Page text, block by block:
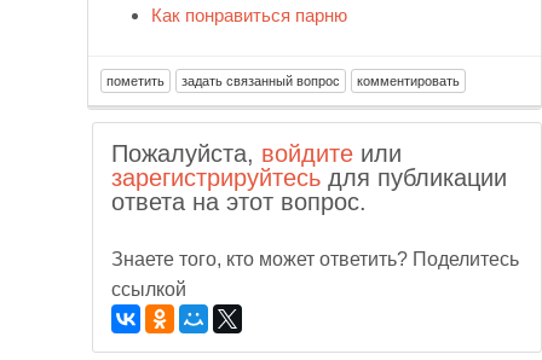
Как понравиться парню
Пожалуйста, войдите или
зарегистрируйтесь для публикации
ответа на этот вопрос.
Знаете того, кто может ответить? Поделитесь
ссылкой